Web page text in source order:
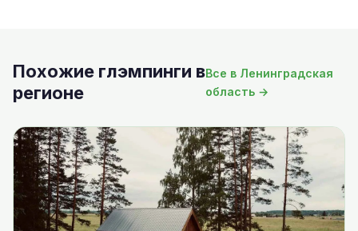
Похожие глэмпинги в
регионе
Все в Ленинградская
область →